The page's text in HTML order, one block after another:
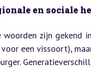
en sociale
woorden zijn gekend
voor een vissoort),